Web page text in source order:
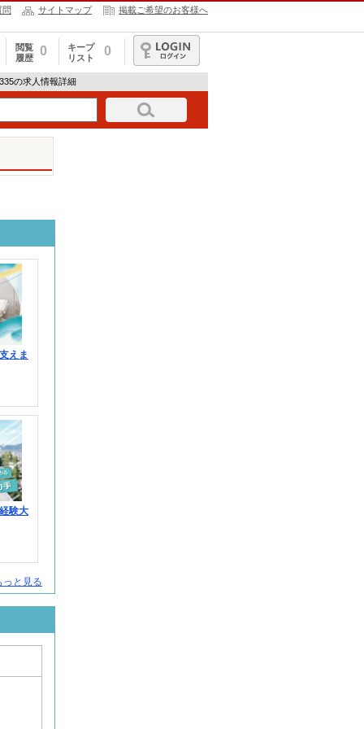
問 サイトマップ 掲載ご希望のお客様へ
閲覧
履歴
0
キープ
リスト
0
ログイン
の求人情報詳細
えま
験大
と見る